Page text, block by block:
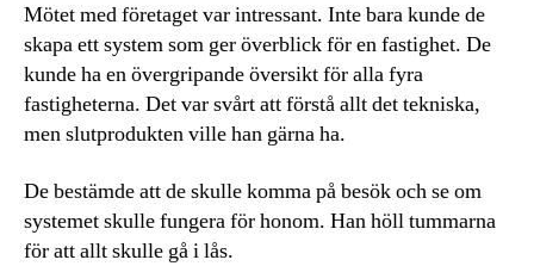
Mötet med företaget var intressant. Inte bara kunde de
skapa ett system som ger överblick för en fastighet. De
kunde ha en övergripande översikt för alla fyra
fastigheterna. Det var svårt att förstå allt det tekniska,
men slutprodukten ville han gärna ha.
De bestämde att de skulle komma på besök och se om
systemet skulle fungera för honom. Han höll tummarna
för att allt skulle gå i lås.